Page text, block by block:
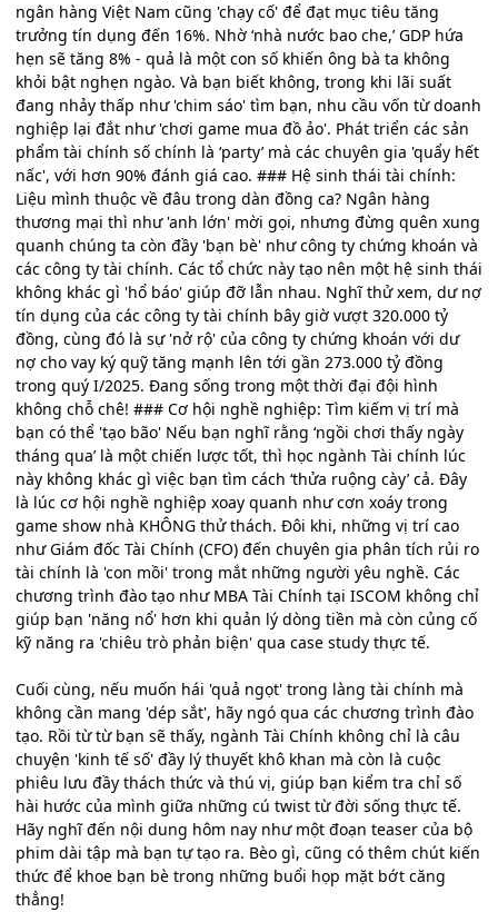
ngân hàng Việt Nam cũng 'chạy cố' để đạt mục tiêu tăng
trưởng tín dụng đến 16%. Nhờ ‘nhà nước bao che,’ GDP hứa
hẹn sẽ tăng 8% - quả là một con số khiến ông bà ta không
khỏi bật nghẹn ngào. Và bạn biết không, trong khi lãi suất
đang nhảy thấp như 'chim sáo' tìm bạn, nhu cầu vốn từ doanh
nghiệp lại đắt như 'chơi game mua đồ ảo'. Phát triển các sản
phẩm tài chính số chính là ‘party’ mà các chuyên gia 'quẩy hết
nấc', với hơn 90% đánh giá cao. ### Hệ sinh thái tài chính:
Liệu mình thuộc về đâu trong dàn đồng ca? Ngân hàng
thương mại thì như 'anh lớn' mời gọi, nhưng đừng quên xung
quanh chúng ta còn đầy 'bạn bè' như công ty chứng khoán và
các công ty tài chính. Các tổ chức này tạo nên một hệ sinh thái
không khác gì 'hổ báo' giúp đỡ lẫn nhau. Nghĩ thử xem, dư nợ
tín dụng của các công ty tài chính bây giờ vượt 320.000 tỷ
đồng, cùng đó là sự 'nở rộ' của công ty chứng khoán với dư
nợ cho vay ký quỹ tăng mạnh lên tới gần 273.000 tỷ đồng
trong quý I/2025. Đang sống trong một thời đại đội hình
không chỗ chê! ### Cơ hội nghề nghiệp: Tìm kiếm vị trí mà
bạn có thể 'tạo bão' Nếu bạn nghĩ rằng ‘ngồi chơi thấy ngày
tháng qua’ là một chiến lược tốt, thì học ngành Tài chính lúc
này không khác gì việc bạn tìm cách ‘thửa ruộng cày’ cả. Đây
là lúc cơ hội nghề nghiệp xoay quanh như cơn xoáy trong
game show nhà KHÔNG thử thách. Đôi khi, những vị trí cao
như Giám đốc Tài Chính (CFO) đến chuyên gia phân tích rủi ro
tài chính là 'con mồi' trong mắt những người yêu nghề. Các
chương trình đào tạo như MBA Tài Chính tại ISCOM không chỉ
giúp bạn 'năng nổ' hơn khi quản lý dòng tiền mà còn củng cố
kỹ năng ra 'chiêu trò phản biện' qua case study thực tế.
Cuối cùng, nếu muốn hái 'quả ngọt' trong làng tài chính mà
không cần mang 'dép sắt', hãy ngó qua các chương trình đào
tạo. Rồi từ từ bạn sẽ thấy, ngành Tài Chính không chỉ là câu
chuyện 'kinh tế số' đầy lý thuyết khô khan mà còn là cuộc
phiêu lưu đầy thách thức và thú vị, giúp bạn kiểm tra chỉ số
hài hước của mình giữa những cú twist từ đời sống thực tế.
Hãy nghĩ đến nội dung hôm nay như một đoạn teaser của bộ
phim dài tập mà bạn tự tạo ra. Bèo gì, cũng có thêm chút kiến
thức để khoe bạn bè trong những buổi họp mặt bớt căng
thẳng!